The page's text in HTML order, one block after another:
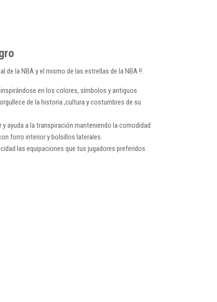
la NBA y el mismo de las estrellas de la NBA !!.
en los colores, símbolos y antiguos
de la historia ,cultura y costumbres de su
ayuda a la transpiración manteniendo la comodidad
forro interior y bolsillos laterales.
las equipaciones que tus jugadores preferidos